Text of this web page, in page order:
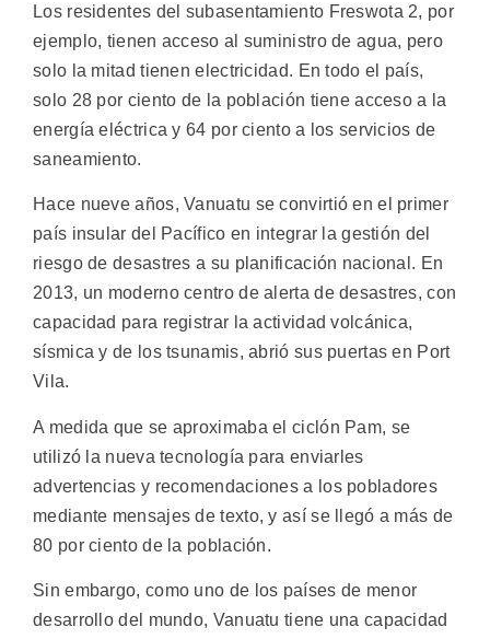
Los residentes del subasentamiento Freswota 2, por
ejemplo, tienen acceso al suministro de agua, pero
solo la mitad tienen electricidad. En todo el país,
solo 28 por ciento de la población tiene acceso a la
energía eléctrica y 64 por ciento a los servicios de
saneamiento.
Hace nueve años, Vanuatu se convirtió en el primer
país insular del Pacífico en integrar la gestión del
riesgo de desastres a su planificación nacional. En
2013, un moderno centro de alerta de desastres, con
capacidad para registrar la actividad volcánica,
sísmica y de los tsunamis, abrió sus puertas en Port
Vila.
A medida que se aproximaba el ciclón Pam, se
utilizó la nueva tecnología para enviarles
advertencias y recomendaciones a los pobladores
mediante mensajes de texto, y así se llegó a más de
80 por ciento de la población.
Sin embargo, como uno de los países de menor
desarrollo del mundo, Vanuatu tiene una capacidad